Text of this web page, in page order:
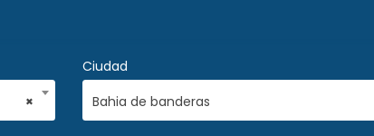
×
Ciudad
Bahia de banderas